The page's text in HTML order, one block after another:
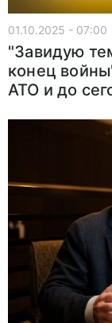
01.10.2025 - 07:00
"Завидую
конец
АТО и до